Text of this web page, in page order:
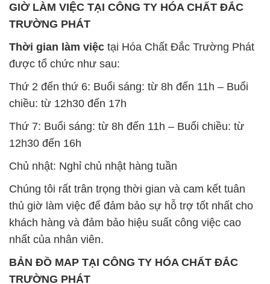
GIỜ LÀM VIỆC TẠI CÔNG TY HÓA CHẤT ĐẮC
TRƯỜNG PHÁT
Thời gian làm việc tại Hóa Chất Đắc Trường Phát
được tổ chức như sau:
Thứ 2 đến thứ 6: Buổi sáng: từ 8h đến 11h – Buổi
chiều: từ 12h30 đến 17h
Thứ 7: Buổi sáng: từ 8h đến 11h – Buổi chiều: từ
12h30 đến 16h
Chủ nhật: Nghỉ chủ nhật hàng tuần
Chúng tôi rất trân trọng thời gian và cam kết tuân
thủ giờ làm việc để đảm bảo sự hỗ trợ tốt nhất cho
khách hàng và đảm bảo hiệu suất công việc cao
nhất của nhân viên.
BẢN ĐỒ MAP TẠI CÔNG TY HÓA CHẤT ĐẮC
TRƯỜNG PHÁT